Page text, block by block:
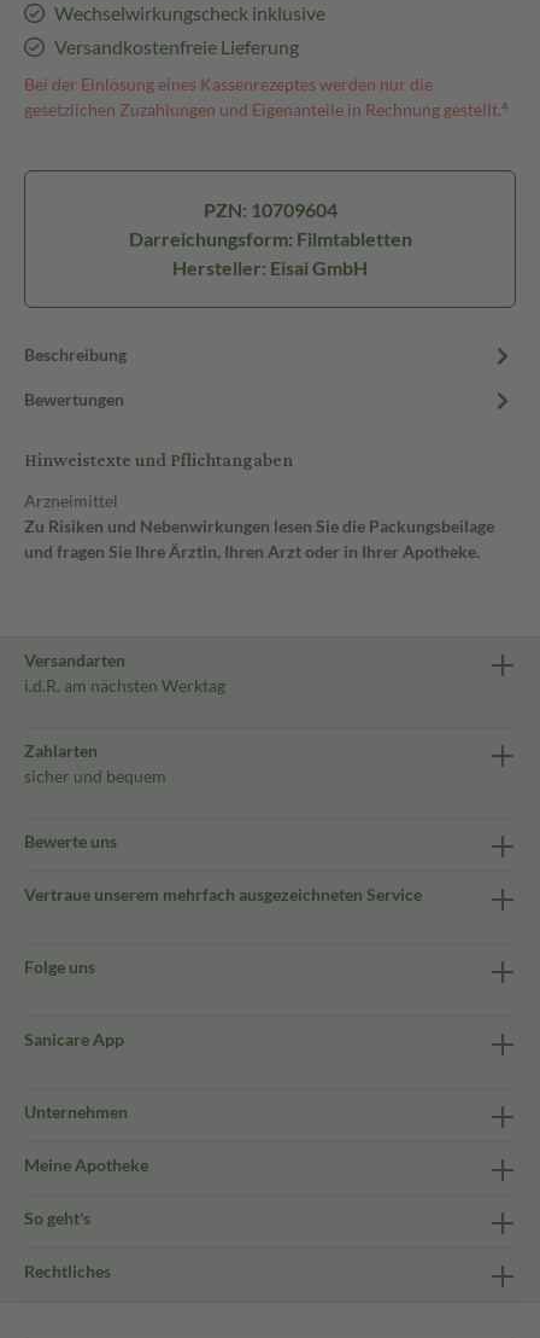
Wechselwirkungscheck inklusive
Versandkostenfreie Lieferung
Bei der Einlösung eines Kassenrezeptes werden nur die
gesetzlichen Zuzahlungen und Eigenanteile in Rechnung gestellt.⁴
PZN: 10709604
Darreichungsform: Filmtabletten
Hersteller: Eisai GmbH
Beschreibung
Bewertungen
Hinweistexte und Pflichtangaben
Arzneimittel
Zu Risiken und Nebenwirkungen lesen Sie die Packungsbeilage
und fragen Sie Ihre Ärztin, Ihren Arzt oder in Ihrer Apotheke.
Versandarten
i.d.R. am nächsten Werktag
Zahlarten
sicher und bequem
Bewerte uns
Vertraue unserem mehrfach ausgezeichneten Service
Folge uns
Sanicare App
Unternehmen
Meine Apotheke
So geht's
Rechtliches